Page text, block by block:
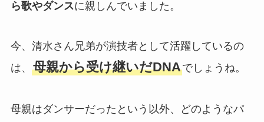
ら歌やダンスに親しんでいました。
今、清水さん兄弟が演技者として活躍しているの
は、 母親から受け継いだDNAでしょうね。
母親はダンサーだったという以外、どのようなパ